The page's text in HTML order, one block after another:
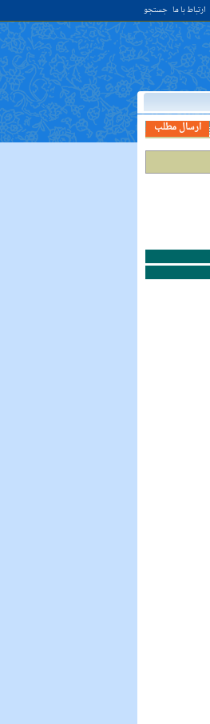
ارتباط با ما جستجو
حدیث:امام علي (عليه السلام)
ارسال مطلب